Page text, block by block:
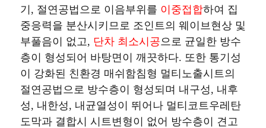
기, 절연공법으로 이음부위를 이중접합하여 집
중응력을 분산시키므로 조인트의 웨이브현상 및
부풀음이 없고, 단차 최소시공 으로 균일한 방수
층이 형성되어 바탕면이 깨끗하다. 또한 통기성
이 강화된 친환경 매쉬함침형 멀티노출시트의
절연공법으로 방수층이 형성되며 내구성, 내후
성, 내한성, 내균열성이 뛰어나 멀티코트우레탄
도막과 결합시 시트변형이 없어 방수층이 견고